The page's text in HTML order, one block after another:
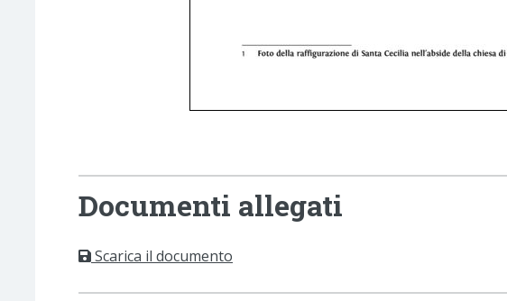
Documenti allegati
Scarica il documento